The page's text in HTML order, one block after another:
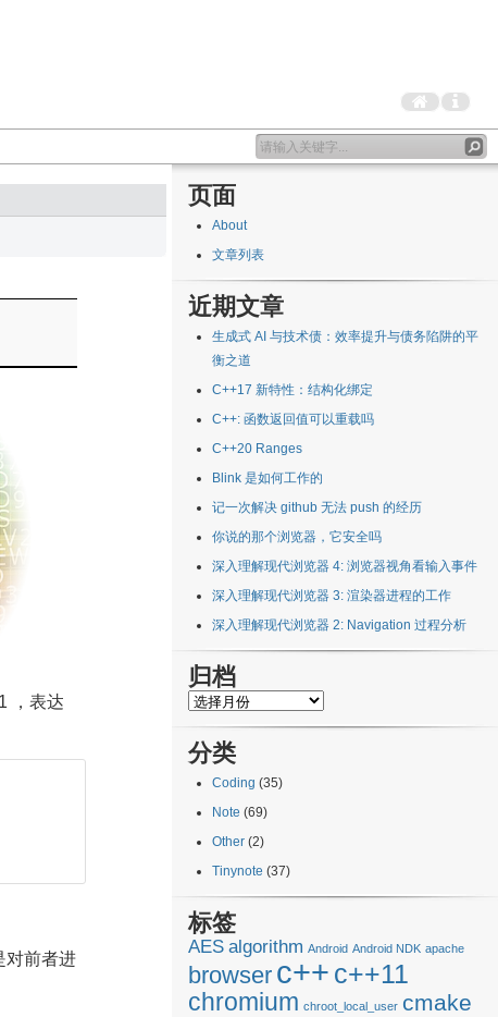
，表达
对前者进
页面
About
文章列表
近期文章
生成式 AI 与技术债：效率提升与债务陷阱的平
衡之道
C++17 新特性：结构化绑定
C++: 函数返回值可以重载吗
C++20 Ranges
Blink 是如何工作的
记一次解决 github 无法 push 的经历
你说的那个浏览器，它安全吗
深入理解现代浏览器 4: 浏览器视角看输入事件
深入理解现代浏览器 3: 渲染器进程的工作
深入理解现代浏览器 2: Navigation 过程分析
归档
归
档
分类
Coding (35)
Note (69)
Other (2)
Tinynote (37)
标签
AES algorithm Android Android NDK apache
browser c++ c++11
chromium chroot_local_user cmake